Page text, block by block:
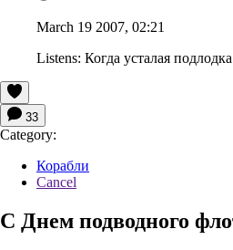
March 19 2007, 02:21
Listens: Когда усталая
33
Category:
Корабли
Cancel
С Днем подводного